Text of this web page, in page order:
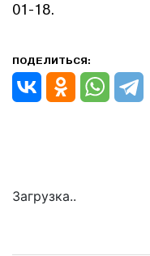
01-18.
ПОДЕЛИТЬСЯ:
Загрузка..